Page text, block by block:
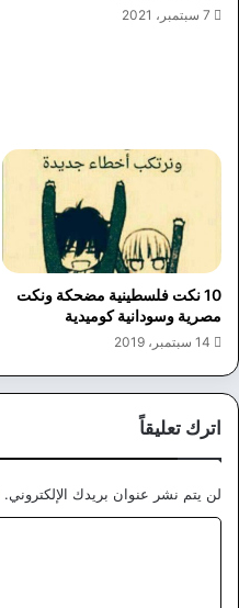
7 سبتمبر، 2021
10 نكت فلسطينية مضحكة ونكت
مصرية وسودانية كوميدية
14 سبتمبر، 2019
اترك تعليقاً
لن يتم نشر عنوان بريدك الإلكتروني.